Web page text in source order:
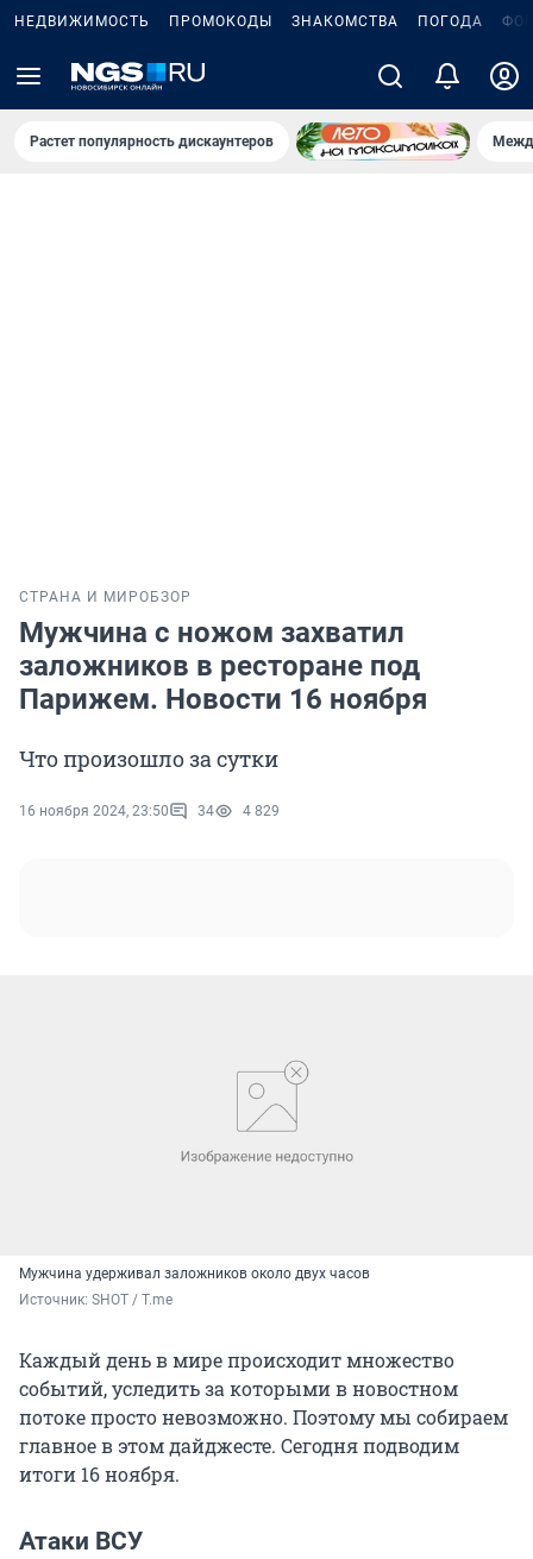
НЕДВИЖИМОСТЬ ПРОМОКОДЫ ЗНАКОМСТВА ПОГОДА
Растет популярность дискаунтеров
СТРАНА И МИРОБЗОР
Мужчина с ножом захватил
заложников в ресторане под
Парижем. Новости 16 ноября
Что произошло за сутки
16 ноября 2024, 23:50 34 4 829
Мужчина удерживал заложников около двух часов
Источник: SHOT / T.me
Каждый день в мире происходит множество
событий, уследить за которыми в новостном
потоке просто невозможно. Поэтому мы собираем
главное в этом дайджесте. Сегодня подводим
итоги 16 ноября.
Атаки ВСУ